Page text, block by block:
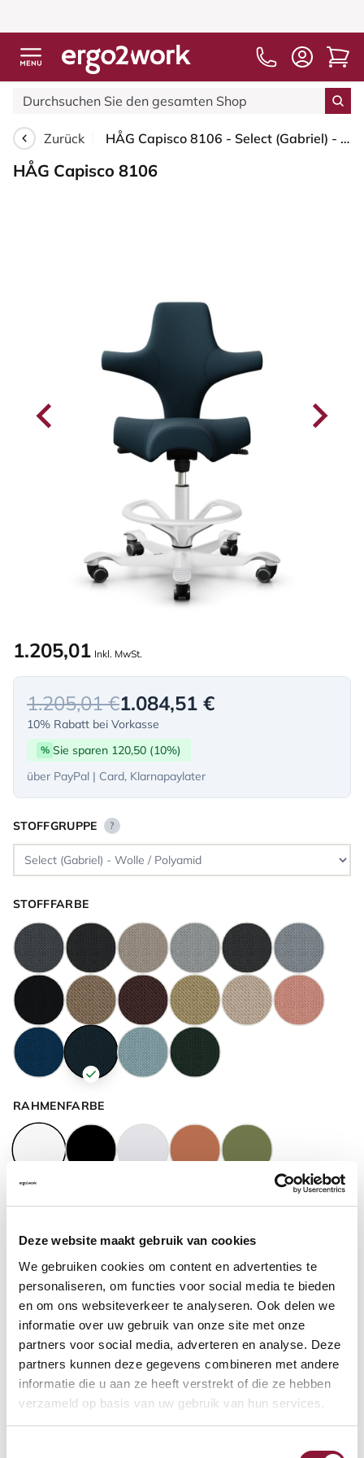
Deze website maakt gebruik van cookies
We gebruiken cookies om content en advertenties te
personaliseren, om functies voor social media te bieden
en om ons websiteverkeer te analyseren. Ook delen we
informatie over uw gebruik van onze site met onze
partners voor social media, adverteren en analyse. Deze
partners kunnen deze gegevens combineren met andere
informatie die u aan ze heeft verstrekt of die ze hebben
verzameld op basis van uw gebruik van hun services.
Zurück HÅG Capisco 8106 - Select (Gabriel) - Wolle / Polyamid - SC66194 - Blue - Weiß - 200 mm (Sitzhöhe 46-64cm) - Harte Rollen für weiche Böden
HÅG Capisco 8106
1.205,01 Inkl. MwSt.
1.205,01 €1.084,51 €
10% Rabatt bei Vorkasse
% Sie sparen 120,50 (10%)
über PayPal | Card, Klarnapaylater
STOFFGRUPPE ?
STOFFFARBE
RAHMENFARBE
GASFEDERHÖHE
BODENKONTAKT
FUSSRING ?